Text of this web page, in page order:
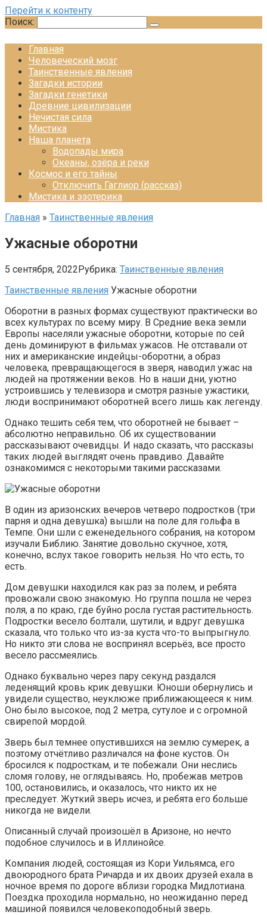
Перейти к контенту
Поиск:
Главная
Человеческий мозг
Таинственные явления
Загадки истории
Загадки генетики
Древние цивилизации
Нечистая сила
Мистика
Наша планета
Водопады мира
Океаны, озёра и реки
Космос и его тайны
Отключить Гаглиор (рассказ)
Мистика и эзотерика
Главная » Таинственные явления
Ужасные оборотни
5 сентября, 2022Рубрика: Таинственные явления
Таинственные явления Ужасные оборотни
Оборотни в разных формах существуют практически во
всех культурах по всему миру. В Средние века земли
Европы населяли ужасные оборотни, которые по сей
день доминируют в фильмах ужасов. Не отставали от
них и американские индейцы-оборотни, а образ
человека, превращающегося в зверя, наводил ужас на
людей на протяжении веков. Но в наши дни, уютно
устроившись у телевизора и смотря разные ужастики,
люди воспринимают оборотней всего лишь как легенду.
Однако тешить себя тем, что оборотней не бывает –
абсолютно неправильно. Об их существовании
рассказывают очевидцы. И надо сказать, что рассказы
таких людей выглядят очень правдиво. Давайте
ознакомимся с некоторыми такими рассказами.
В один из аризонских вечеров четверо подростков (три
парня и одна девушка) вышли на поле для гольфа в
Темпе. Они шли с еженедельного собрания, на котором
изучали Библию. Занятие довольно скучное, хотя,
конечно, вслух такое говорить нельзя. Но что есть, то
есть.
Дом девушки находился как раз за полем, и ребята
провожали свою знакомую. Но группа пошла не через
поля, а по краю, где буйно росла густая растительность.
Подростки весело болтали, шутили, и вдруг девушка
сказала, что только что из-за куста что-то выпрыгнуло.
Но никто эти слова не воспринял всерьёз, все просто
весело рассмеялись.
Однако буквально через пару секунд раздался
леденящий кровь крик девушки. Юноши обернулись и
увидели существо, неуклюже приближающееся к ним.
Оно было высокое, под 2 метра, сутулое и с огромной
свирепой мордой.
Зверь был темнее опустившихся на землю сумерек, а
поэтому отчётливо различался на фоне кустов. Он
бросился к подросткам, и те побежали. Они неслись
сломя голову, не оглядываясь. Но, пробежав метров
100, остановились, и оказалось, что никто их не
преследует. Жуткий зверь исчез, и ребята его больше
никогда не видели.
Описанный случай произошёл в Аризоне, но нечто
подобное случилось и в Иллинойсе.
Компания людей, состоящая из Кори Уильямса, его
двоюродного брата Ричарда и их двоих друзей ехала в
ночное время по дороге вблизи городка Мидлотиана.
Поездка проходила нормально, но неожиданно перед
машиной появился человекоподобный зверь.